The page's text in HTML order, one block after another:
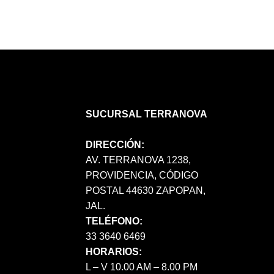
SUCURSAL TERRANOVA
DIRECCIÓN:
AV. TERRANOVA 1238,
PROVIDENCIA, CÓDIGO
POSTAL 44630 ZAPOPAN,
JAL.
TELÉFONO:
33 3640 6469
HORARIOS:
L – V 10.00 AM – 8.00 PM